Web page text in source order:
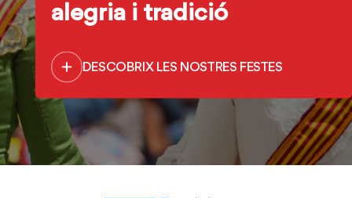
alegria i tradició
DESCOBRIX LES NOSTRES FESTES